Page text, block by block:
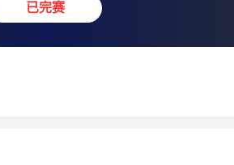
已完赛